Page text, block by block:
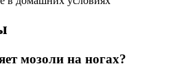
мозоли на ногах?